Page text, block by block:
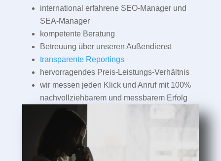
international erfahrene SEO-Manager und
SEA-Manager
kompetente Beratung
Betreuung über unseren Außendienst
transparente Reportings
hervorragendes Preis-Leistungs-Verhältnis
wir messen jeden Klick und Anruf mit 100%
nachvollziehbarem und messbarem Erfolg